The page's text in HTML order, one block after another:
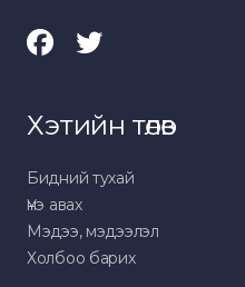
Хэтийн төлөв
Бидний тухай
Үнэ авах
Мэдээ, мэдээлэл
Холбоо барих